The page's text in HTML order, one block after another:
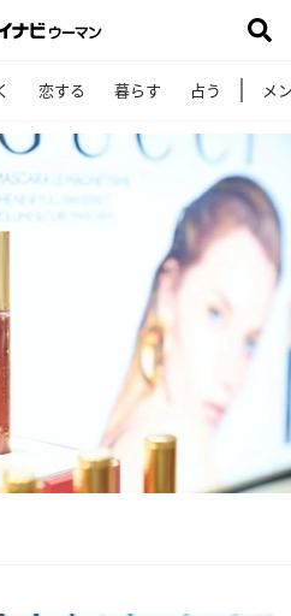
恋する 暮らす 占う メ